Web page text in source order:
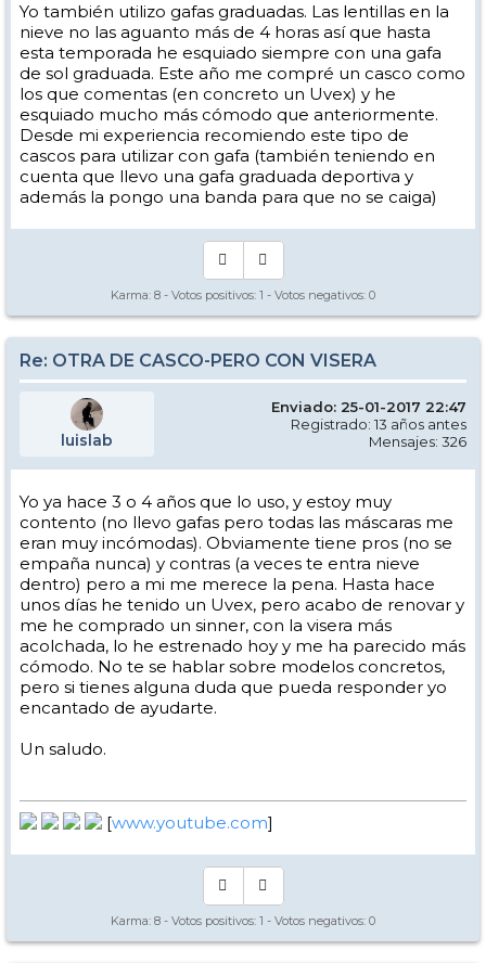
Yo también utilizo gafas graduadas. Las lentillas en la
nieve no las aguanto más de 4 horas así que hasta
esta temporada he esquiado siempre con una gafa
de sol graduada. Este año me compré un casco como
los que comentas (en concreto un Uvex) y he
esquiado mucho más cómodo que anteriormente.
Desde mi experiencia recomiendo este tipo de
cascos para utilizar con gafa (también teniendo en
cuenta que llevo una gafa graduada deportiva y
además la pongo una banda para que no se caiga)
Karma: 8 - Votos positivos: 1 - Votos negativos: 0
Re: OTRA DE CASCO-PERO CON VISERA
luislab
Enviado: 25-01-2017 22:47
Registrado: 13 años antes
Mensajes: 326
Yo ya hace 3 o 4 años que lo uso, y estoy muy
contento (no llevo gafas pero todas las máscaras me
eran muy incómodas). Obviamente tiene pros (no se
empaña nunca) y contras (a veces te entra nieve
dentro) pero a mi me merece la pena. Hasta hace
unos días he tenido un Uvex, pero acabo de renovar y
me he comprado un sinner, con la visera más
acolchada, lo he estrenado hoy y me ha parecido más
cómodo. No te se hablar sobre modelos concretos,
pero si tienes alguna duda que pueda responder yo
encantado de ayudarte.
Un saludo.
[www.youtube.com]
Karma: 8 - Votos positivos: 1 - Votos negativos: 0